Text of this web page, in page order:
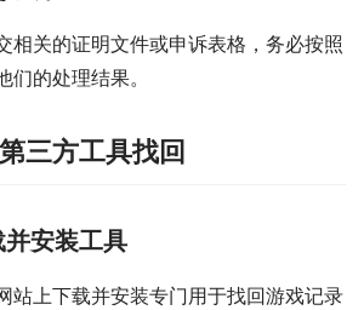
相关的证明文件或申诉表格，务必按照
的处理结果。
三方工具找回
安装工具
站上下载并安装专门用于找回游戏记录